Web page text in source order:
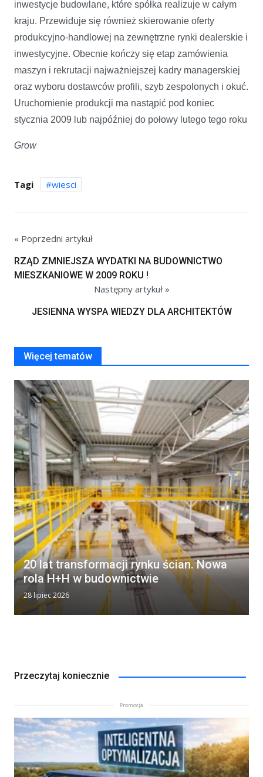
inwestycje budowlane, które spółka realizuje w całym
kraju. Przewiduje się również skierowanie oferty
produkcyjno-handlowej na zewnętrzne rynki dealerskie i
inwestycyjne. Obecnie kończy się etap zamówienia
maszyn i rekrutacji najważniejszej kadry managerskiej
oraz wyboru dostawców profili, szyb zespolonych i okuć.
Uruchomienie produkcji ma nastąpić pod koniec
stycznia 2009 lub najpóźniej do połowy lutego tego roku
Grow
Tagi wiesci
« Poprzedni artykuł
RZĄD ZMNIEJSZA WYDATKI NA BUDOWNICTWO
MIESZKANIOWE W 2009 ROKU !
Następny artykuł »
JESIENNA WYSPA WIEDZY DLA ARCHITEKTÓW
Więcej tematów
20 lat transformacji rynku ścian. Nowa
rola H+H w budownictwie
28 lipiec 2026
Przeczytaj koniecznie
Promocja